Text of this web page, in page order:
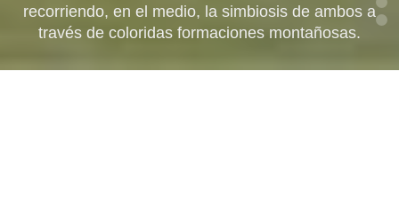
recorriendo, en el medio, la simbiosis de ambos a
través de coloridas formaciones montañosas.
manifestaciones de fe y todo aquello que hace que
sea la más linda.
Estas son actividades singulares cuando visites
Salta.
Experiencias emblemáticas de nuestra provincia.
en montañas y ríos, que hacen única la experiencia.
¡Vení a disfrutarla!.